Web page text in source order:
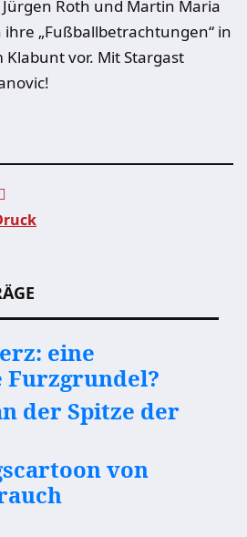
Roth und Martin Maria
ihre „Fußballbetrachtungen“ in
vor. Mit Stargast
eine
der Spitze der
von